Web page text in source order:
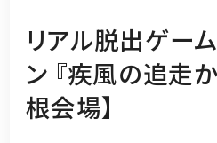
リアル脱出ゲー
ン 『疾風の追走
根会場】